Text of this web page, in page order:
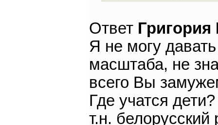
Ответ
Я не могу
масштаба, не
всего Вы
Где учатся
т.н.